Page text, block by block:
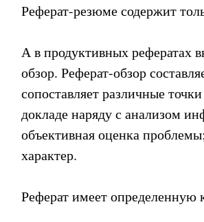
Реферат-резюме содержит
А в продуктивных рефератах
обзор. Реферат-обзор
сопоставляет различные
докладе наряду с анализом
объективная оценка
характер.
Реферат имеет